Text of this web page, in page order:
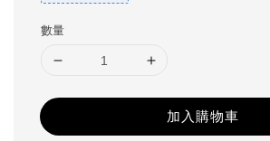
數量
加入購物車